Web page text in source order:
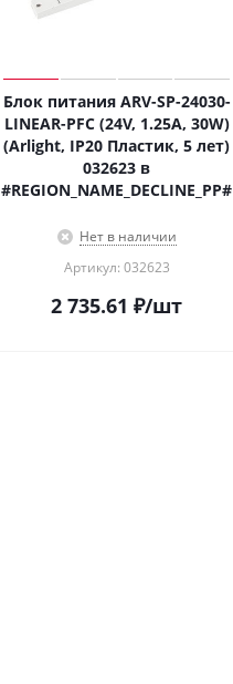
Блок питания ARV-SP-24030-
LINEAR-PFC (24V, 1.25A, 30W)
(Arlight, IP20 Пластик, 5 лет)
032623 в
#REGION_NAME_DECLINE_PP#
Нет в наличии
Артикул: 032623
2 735.61 ₽/шт